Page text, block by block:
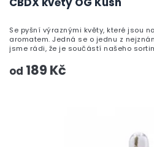
od 189 Kč
Se pyšní výraznými květy, které jsou
aromatem. Jedná se o jednu z
jsme rádi, že je součástí našeho